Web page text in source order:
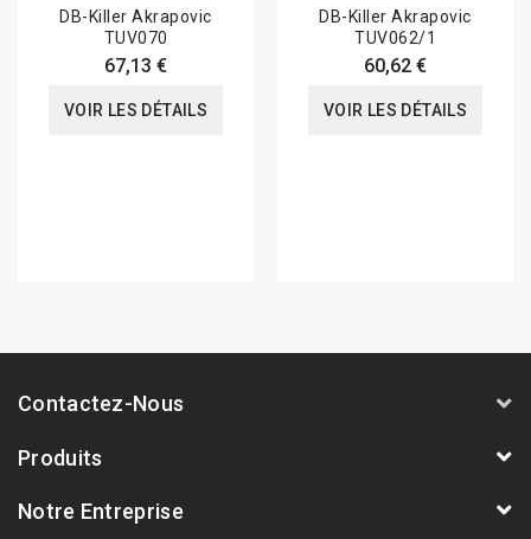
DB-Killer Akrapovic
TUV070
67,13 €
VOIR LES DÉTAILS
DB-Killer Akrapovic
TUV062/1
60,62 €
VOIR LES DÉTAILS
Contactez-Nous
Produits
Notre Entreprise